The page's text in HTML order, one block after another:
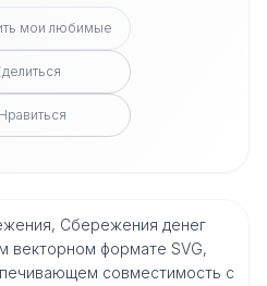
мои любимые
делиться
Нравиться
Сбережения денег
векторном формате SVG,
совместимость с